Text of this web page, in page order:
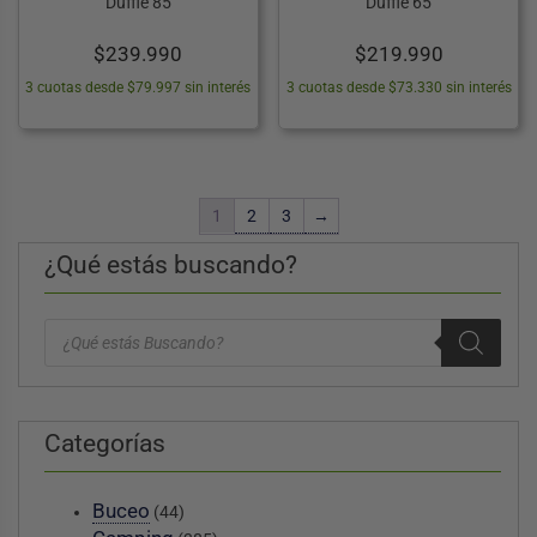
$239.990
3 cuotas desde $79.997 sin interés
$219.990
3 cuotas desde $73.330 sin interés
1 2 3 →
¿Qué estás buscando?
productos
Categorías
Buceo (44)